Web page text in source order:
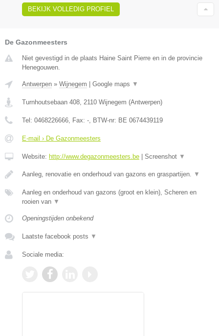
BEKIJK VOLLEDIG PROFIEL
De Gazonmeesters
Niet gevestigd in de plaats Haine Saint Pierre en in de provincie
Henegouwen.
Antwerpen » Wijnegem Google maps ▼
Turnhoutsebaan 408 2110 Wijnegem (Antwerpen)
Tel: 0468226666 , Fax: - , BTW-nr: BE 0674439119
E-mail › De Gazonmeesters
Website: http://www.degazonmeesters.be Screenshot ▼
Aanleg, renovatie en onderhoud van gazons en graspartijen. ▼
Aanleg en onderhoud van gazons (groot en klein), Scheren en
rooien van ▼
Openingstijden onbekend
Laatste facebook posts ▼
Sociale media: